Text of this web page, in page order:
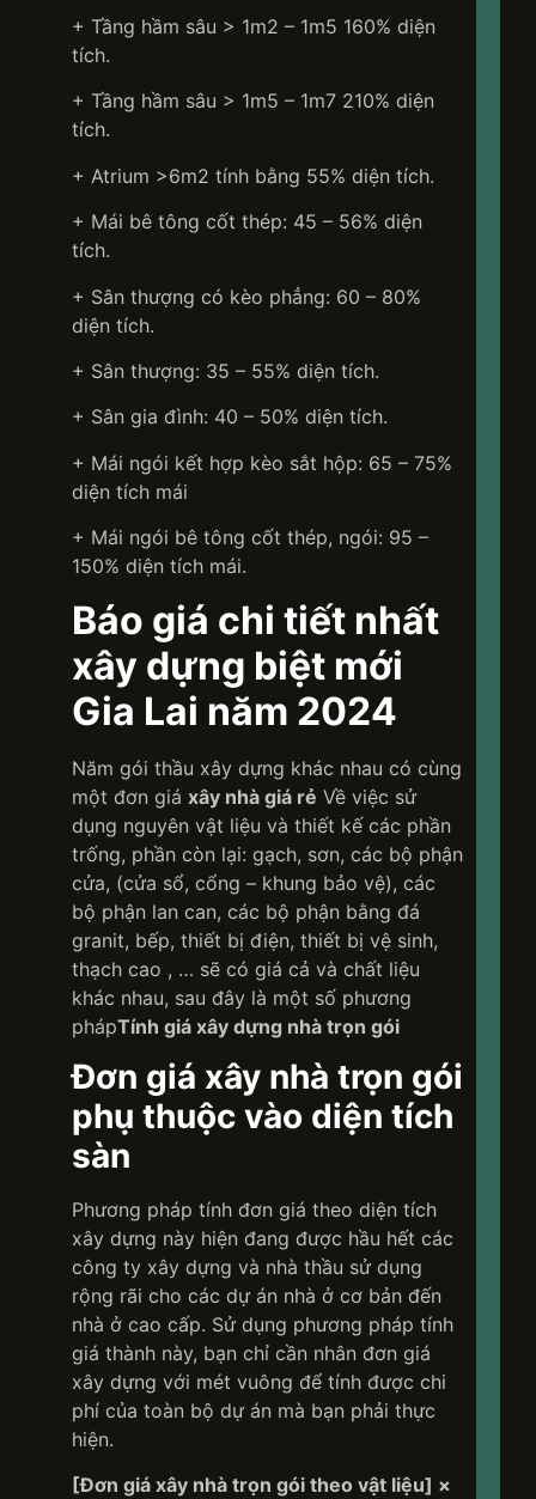
+ Tầng hầm sâu > 1m2 – 1m5 160% diện
tích.
+ Tầng hầm sâu > 1m5 – 1m7 210% diện
tích.
+ Atrium >6m2 tính bằng 55% diện tích.
+ Mái bê tông cốt thép: 45 – 56% diện
tích.
+ Sân thượng có kèo phẳng: 60 – 80%
diện tích.
+ Sân thượng: 35 – 55% diện tích.
+ Sân gia đình: 40 – 50% diện tích.
+ Mái ngói kết hợp kèo sắt hộp: 65 – 75%
diện tích mái
+ Mái ngói bê tông cốt thép, ngói: 95 –
150% diện tích mái.
Báo giá chi tiết nhất
xây dựng biệt mới
Gia Lai năm 2024
Năm gói thầu xây dựng khác nhau có cùng
một đơn giá xây nhà giá rẻ Về việc sử
dụng nguyên vật liệu và thiết kế các phần
trống, phần còn lại: gạch, sơn, các bộ phận
cửa, (cửa sổ, cổng – khung bảo vệ), các
bộ phận lan can, các bộ phận bằng đá
granit, bếp, thiết bị điện, thiết bị vệ sinh,
thạch cao , … sẽ có giá cả và chất liệu
khác nhau, sau đây là một số phương
phápTính giá xây dựng nhà trọn gói
Đơn giá xây nhà trọn gói
phụ thuộc vào diện tích
sàn
Phương pháp tính đơn giá theo diện tích
xây dựng này hiện đang được hầu hết các
công ty xây dựng và nhà thầu sử dụng
rộng rãi cho các dự án nhà ở cơ bản đến
nhà ở cao cấp. Sử dụng phương pháp tính
giá thành này, bạn chỉ cần nhân đơn giá
xây dựng với mét vuông để tính được chi
phí của toàn bộ dự án mà bạn phải thực
hiện.
[Đơn giá xây nhà trọn gói theo vật liệu] ×